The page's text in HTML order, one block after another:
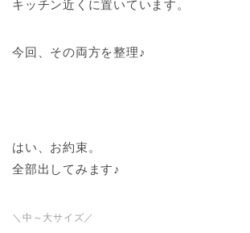
キッチン近くに置いています。
今回、その両方を整理♪
はい、お約束。
全部出してみます♪
＼中～大サイズ／